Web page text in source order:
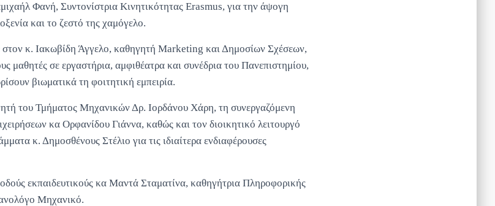
Φανή, Συντονίστρια Κινητικότητας Erasmus, για την άψογη
και το ζεστό της χαμόγελο.
στον κ. Ιακωβίδη Άγγελο, καθηγητή Marketing και Δημοσίων Σχέσεων,
μαθητές σε εργαστήρια, αμφιθέατρα και συνέδρια του Πανεπιστημίου,
βιωματικά τη φοιτητική εμπειρία.
του Τμήματος Μηχανικών Δρ. Ιορδάνου Χάρη, τη συνεργαζόμενη
κα Ορφανίδου Γιάννα, καθώς και τον διοικητικό λειτουργό
κ. Δημοσθένους Στέλιο για τις ιδιαίτερα ενδιαφέρουσες
εκπαιδευτικούς κα Μαντά Σταματίνα, καθηγήτρια Πληροφορικής
Μηχανικό.